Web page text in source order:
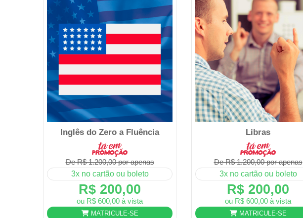
Inglês do Zero a Fluência
De R$ 1.200,00 por apenas
3x no cartão ou boleto
R$ 200,00
ou R$ 600,00 à vista
MATRICULE-SE
Libras
De R$ 1.200,00 por apenas
3x no cartão ou boleto
R$ 200,00
ou R$ 600,00 à vista
MATRICULE-SE